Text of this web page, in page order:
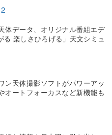
体データ、オリジナル番組エデ
る 楽しさひろげる」天文シミュ
ン天体撮影ソフトがパワーアッ
オートフォーカスなど新機能も